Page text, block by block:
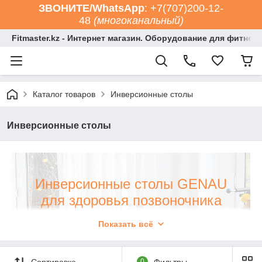
ЗВОНИТЕ/WhatsApp: +7(707)200-12-
48 (многоканальный)
Fitmaster.kz - Интернет магазин. Оборудование для
Каталог товаров Инверсионные столы
Инверсионные столы
Инверсионные столы GENAU
для здоровья позвоночника
Интернет-магазин «Fitmaster.kz» предлагает
Показать всё